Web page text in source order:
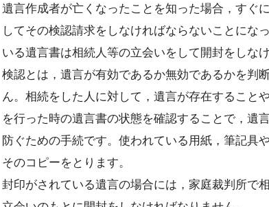
遺言作成者が亡くなったことを知った場合，すぐ
してその検認請求をしなければならないことにな
いる遺言書は相続人等の立会いをして開封をしな
検認とは，遺言が有効であるか無効であるかを判
ん。相続をした人に対して，遺言が存在すること
を行った時の遺言書の状態を確認することで，遺
防ぐための手続です。使われている用紙，筆記具
そのコピーをとります。
封印がされている遺言の場合には，家庭裁判所で